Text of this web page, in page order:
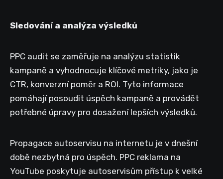
Sledování a analýza výsledků
PPC audit se zaměřuje na analýzu statistik
kampaně a vyhodnocuje klíčové metriky, jako je
CTR, konverzní poměr a ROI. Tyto informace
pomáhají posoudit úspěch kampaně a provádět
potřebné úpravy pro dosažení lepších výsledků.
Propagace autoservisu na internetu je v dnešní
době nezbytná pro úspěch. PPC reklama na
YouTube poskytuje autoservisům přístup k velké